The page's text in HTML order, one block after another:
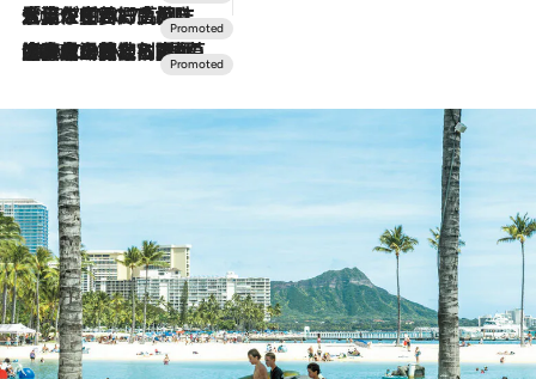
2026.7.17
「土佐和ハーブかき氷」がOMO7高知に登場！生姜、山椒、大葉など目にも舌にも涼を呼ぶ郷土の味
2026.7.10
NEW OPEN！【界 草津】名湯の地に誕生。趣の異なる2種の温泉と上州ならではの会席・蕎麦割烹など美食を味わう究極の癒やし旅